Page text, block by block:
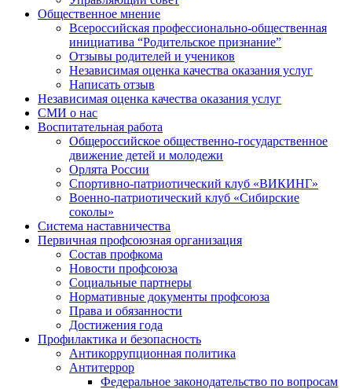
Общественное мнение
Всероссийская профессионально-общественная
инициатива “Родительское признание”
Отзывы родителей и учеников
Независимая оценка качества оказания услуг
Написать отзыв
Независимая оценка качества оказания услуг
СМИ о нас
Воспитательная работа
Общероссийское общественно-государственное
движение детей и молодежи
Орлята России
Спортивно-патриотический клуб «ВИКИНГ»
Военно-патриотический клуб «Сибирские
соколы»
Система наставничества
Первичная профсоюзная организация
Состав профкома
Новости профсоюза
Социальные партнеры
Нормативные документы профсоюза
Права и обязанности
Достижения года
Профилактика и безопасность
Антикоррупционная политика
Антитеррор
Федеральное законодательство по вопросам